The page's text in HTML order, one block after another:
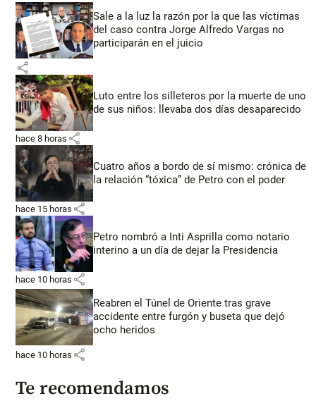
Sale a la luz la razón por la que las víctimas
del caso contra Jorge Alfredo Vargas no
participarán en el juicio
share
Luto entre los silleteros por la muerte de uno
de sus niños: llevaba dos días desaparecido
hace 8 horas share
Cuatro años a bordo de sí mismo: crónica de
la relación “tóxica” de Petro con el poder
hace 15 horas share
Petro nombró a Inti Asprilla como notario
interino a un día de dejar la Presidencia
hace 10 horas share
Reabren el Túnel de Oriente tras grave
accidente entre furgón y buseta que dejó
ocho heridos
hace 10 horas share
Te recomendamos